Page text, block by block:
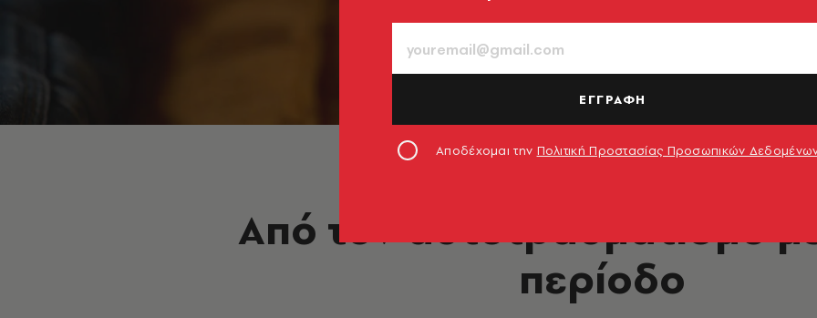
Από τον αυτοτραυματισμό
περίοδο
ΕΓΓΡΑΦΗ
Αποδέχομαι την Πολιτική Προστασίας Προσωπικών